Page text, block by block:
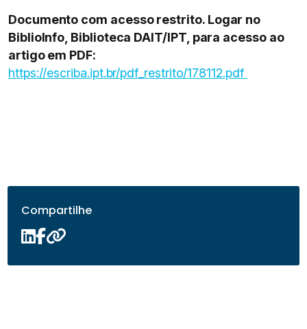
Documento com acesso restrito. Logar no
BiblioInfo, Biblioteca DAIT/IPT, para acesso ao
artigo em PDF:
https://escriba.ipt.br/pdf_restrito/178112.pdf
Compartilhe